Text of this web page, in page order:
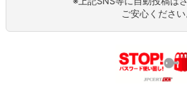
ご安心ください